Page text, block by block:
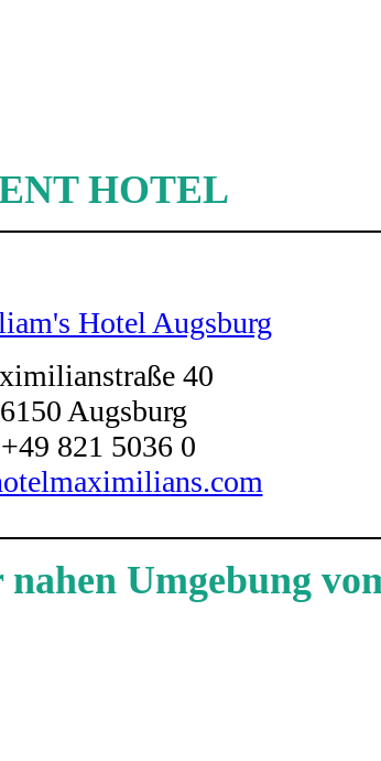
HOTEL
Hotel Augsburg
40
Augsburg
821 5036 0
Umgebung